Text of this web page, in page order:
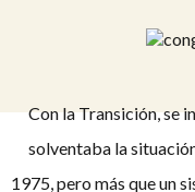
Con la Transición, se
solventaba la
1975, pero más que un